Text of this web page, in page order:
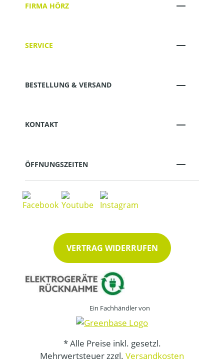
FIRMA HÖRZ
SERVICE
BESTELLUNG & VERSAND
KONTAKT
ÖFFNUNGSZEITEN
VERTRAG WIDERRUFEN
Ein Fachhändler von
* Alle Preise inkl. gesetzl.
Mehrwertsteuer zzgl. Versandkosten